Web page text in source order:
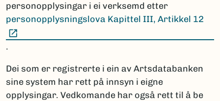
personopplysingar i ei verksemd etter
personopplysningslova Kapittel III, Artikkel 12
.
Dei som er registrerte i ein av Artsdatabanken
sine system har rett på innsyn i eigne
opplysingar. Vedkomande har også rett til å be